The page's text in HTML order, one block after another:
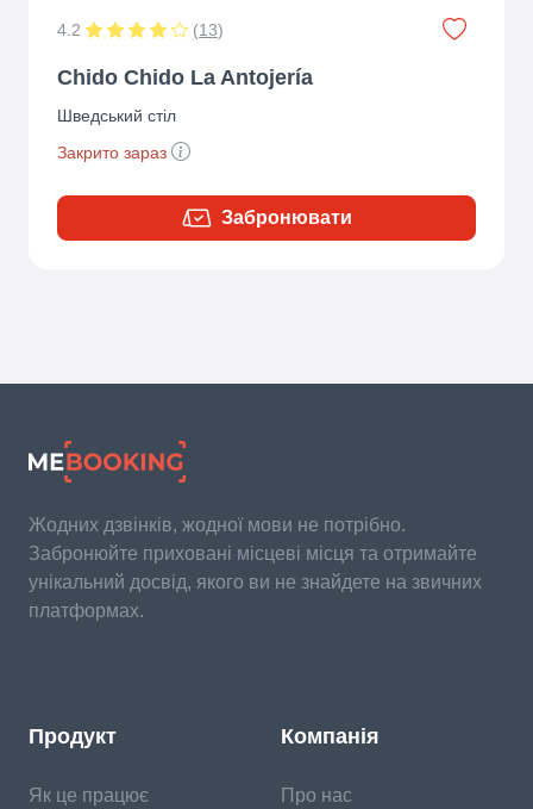
4.2 (13)
Chido Chido La Antojería
Шведський стіл
Закрито зараз
Забронювати
Жодних дзвінків, жодної мови не потрібно.
Забронюйте приховані місцеві місця та отримайте
унікальний досвід, якого ви не знайдете на звичних
платформах.
Продукт
Як це працює
Компанія
Про нас